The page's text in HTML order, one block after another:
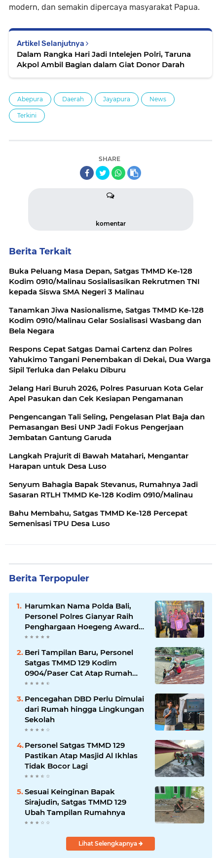
modern, dan semakin dipercaya masyarakat Papua.
Artikel Selanjutnya
Dalam Rangka Hari Jadi Intelejen Polri, Taruna
Akpol Ambil Bagian dalam Giat Donor Darah
Abepura Daerah Jayapura News
Terkini
SHARE
komentar
Berita Terkait
Buka Peluang Masa Depan, Satgas TMMD Ke-128
Kodim 0910/Malinau Sosialisasikan Rekrutmen TNI
kepada Siswa SMA Negeri 3 Malinau
Tanamkan Jiwa Nasionalisme, Satgas TMMD Ke-128
Kodim 0910/Malinau Gelar Sosialisasi Wasbang dan
Bela Negara
Respons Cepat Satgas Damai Cartenz dan Polres
Yahukimo Tangani Penembakan di Dekai, Dua Warga
Sipil Terluka dan Pelaku Diburu
Jelang Hari Buruh 2026, Polres Pasuruan Kota Gelar
Apel Pasukan dan Cek Kesiapan Pengamanan
Pengencangan Tali Seling, Pengelasan Plat Baja dan
Pemasangan Besi UNP Jadi Fokus Pengerjaan
Jembatan Gantung Garuda
Langkah Prajurit di Bawah Matahari, Mengantar
Harapan untuk Desa Luso
Senyum Bahagia Bapak Stevanus, Rumahnya Jadi
Sasaran RTLH TMMD Ke-128 Kodim 0910/Malinau
Bahu Membahu, Satgas TMMD Ke-128 Percepat
Semenisasi TPU Desa Luso
Berita Terpopuler
Harumkan Nama Polda Bali,
Personel Polres Gianyar Raih
Penghargaan Hoegeng Awards
2026
Beri Tampilan Baru, Personel
Satgas TMMD 129 Kodim
0904/Paser Cat Atap Rumah
Marbot
Pencegahan DBD Perlu Dimulai
dari Rumah hingga Lingkungan
Sekolah
Personel Satgas TMMD 129
Pastikan Atap Masjid Al Ikhlas
Tidak Bocor Lagi
Sesuai Keinginan Bapak
Sirajudin, Satgas TMMD 129
Ubah Tampilan Rumahnya
Lihat Selengkapnya